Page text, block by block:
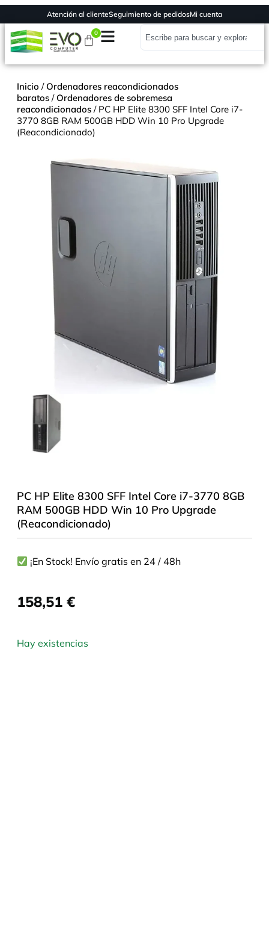
Atención al clienteSeguimiento de pedidosMi cuenta
0
Inicio /Ordenadores reacondicionados
baratos /Ordenadores de sobremesa
reacondicionados / PC HP Elite 8300 SFF Intel Core i7-
3770 8GB RAM 500GB HDD Win 10 Pro Upgrade
(Reacondicionado)
PC HP Elite 8300 SFF Intel Core i7-3770 8GB
RAM 500GB HDD Win 10 Pro Upgrade
(Reacondicionado)
¡En Stock! Envío gratis en 24 / 48h
158,51 €
Hay existencias